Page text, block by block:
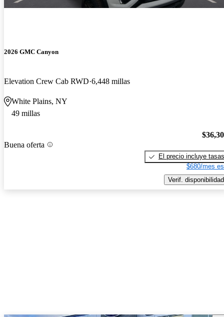
2026 GMC Canyon
Elevation Crew Cab RWD 6,448 millas
White Plains, NY
49 millas
Buena oferta
El precio incluye tasas
$680/mes
Verif. disponibilidad